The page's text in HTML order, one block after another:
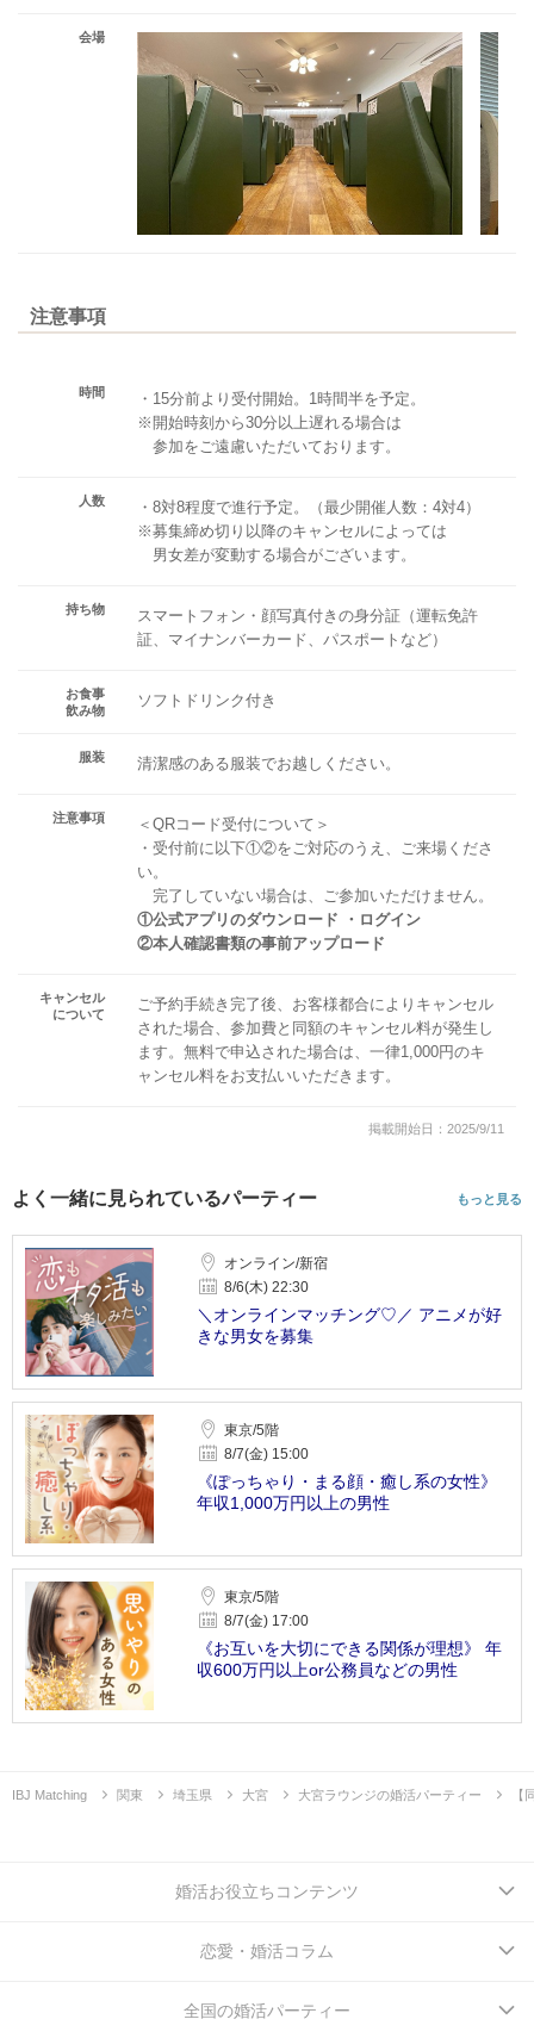
会場
注意事項
時間
・15分前より受付開始。1時間半を予定。
※開始時刻から30分以上遅れる場合は
参加をご遠慮いただいております。
人数
・8対8程度で進行予定。（最少開催人数：4対4）
※募集締め切り以降のキャンセルによっては
男女差が変動する場合がございます。
持ち物
スマートフォン・顔写真付きの身分証（運転免許
証、マイナンバーカード、パスポートなど）
お食事
飲み物
ソフトドリンク付き
服装 清潔感のある服装でお越しください。
注意事項
＜QRコード受付について＞
・受付前に以下①②をご対応のうえ、ご来場くださ
い。
完了していない場合は、ご参加いただけません。
①公式アプリのダウンロード ・ログイン
②本人確認書類の事前アップロード
キャンセル
について
ご予約手続き完了後、お客様都合によりキャンセル
された場合、参加費と同額のキャンセル料が発生し
ます。無料で申込された場合は、一律1,000円のキ
ャンセル料をお支払いいただきます。
掲載開始日：2025/9/11
よく一緒に見られているパーティー もっと見る
オンライン/新宿
8/6(木) 22:30
＼オンラインマッチング♡／ アニメが好
きな男女を募集
東京/5階
8/7(金) 15:00
《ぽっちゃり・まる顔・癒し系の女性》
年収1,000万円以上の男性
東京/5階
8/7(金) 17:00
《お互いを大切にできる関係が理想》 年
収600万円以上or公務員などの男性
IBJ Matching 関東 埼玉県 大宮 大宮ラウンジの婚活パーティー 【
婚活お役立ちコンテンツ
恋愛・婚活コラム
全国の婚活パーティー